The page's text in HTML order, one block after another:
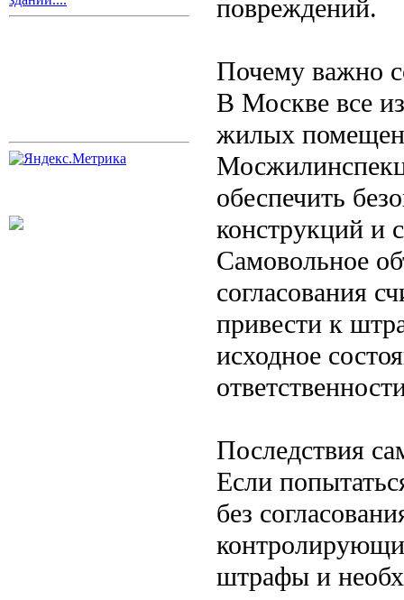
повреждений.
Почему важно
В Москве все
жилых
обеспечить
конструкций и
Самовольное
согласования
привести к
исходное
Последствия
Если
без
штрафы и